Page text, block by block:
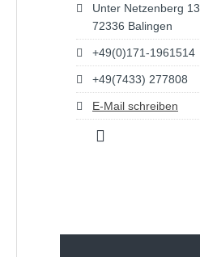
Unter Netzenberg 13
72336 Balingen
+49(0)171-1961514
+49(7433) 277808
E-Mail schreiben